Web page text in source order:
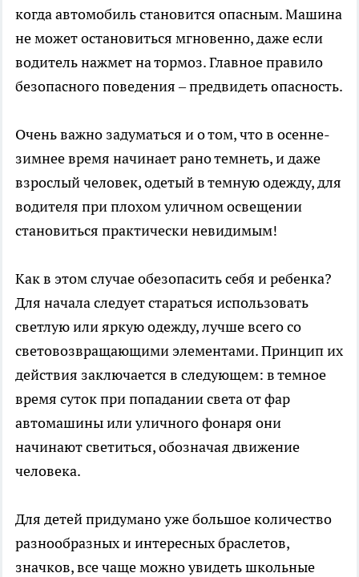
когда автомобиль становится опасным. Машина
не может остановиться мгновенно, даже если
водитель нажмет на тормоз. Главное правило
безопасного поведения – предвидеть опасность.
Очень важно задуматься и о том, что в осенне-
зимнее время начинает рано темнеть, и даже
взрослый человек, одетый в темную одежду, для
водителя при плохом уличном освещении
становиться практически невидимым!
Как в этом случае обезопасить себя и ребенка?
Для начала следует стараться использовать
светлую или яркую одежду, лучше всего со
световозвращающими элементами. Принцип их
действия заключается в следующем: в темное
время суток при попадании света от фар
автомашины или уличного фонаря они
начинают светиться, обозначая движение
человека.
Для детей придумано уже большое количество
разнообразных и интересных браслетов,
значков, все чаще можно увидеть школьные